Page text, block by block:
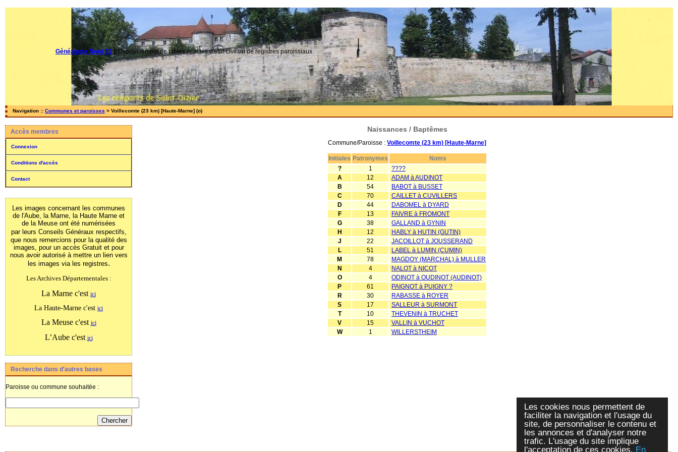
Les cookies nous permettent de
faciliter la navigation et l'usage du
site, de personnaliser le contenu et
les annonces et d'analyser notre
trafic. L'usage du site implique
l'acceptation de ces cookies. En
Généalogie Nord 52|| Dépouillement de tables et actes d'état-civil ou de registres paroissiaux
Navigation :: Communes et paroisses > Voillecomte (23 km) [Haute-Marne] (o)
Accès membres
Connexion
Conditions d'accès
Contact
Les images concernant les communes
de l'Aube, la Marne, la Haute Marne et
de la Meuse ont été numérisées
par leurs Conseils Généraux respectifs,
que nous remercions pour la qualité des
images, pour un accès Gratuit et pour
nous avoir autorisé à mettre un lien vers
les images via les registres.
Les Archives Départementales :
La Marne c'est ici
La Haute-Marne c'est ici
La Meuse c'est ici
L’Aube c'est ici
Recherche dans d'autres bases
Paroisse ou commune souhaitée :
Naissances / Baptêmes
Commune/Paroisse : Voillecomte (23 km) [Haute-Marne]
Initiales Patronymes
Noms
?
1
????
A
12
ADAM à AUDINOT
B
54
BABOT à BUSSET
C
70
CAILLET à CUVILLERS
D
44
DABOMEL à DYARD
F
13
FAIVRE à FROMONT
G
38
GALLAND à GYNIN
H
12
HABLY à HUTIN (GUTIN)
J
22
JACOILLOT à JOUSSERAND
L
51
LABEL à LUMIN (CUMIN)
M
78
MAGDOY (MARCHAL) à MULLER
N
4
NALOT à NICOT
O
4
ODINOT à OUDINOT (AUDINOT)
P
61
PAIGNOT à PUIGNY ?
R
30
RABASSE à ROYER
S
17
SALLEUR à SURMONT
T
10
THEVENIN à TRUCHET
V
15
VALLIN à VUCHOT
W
1 WILLERSTHEIM